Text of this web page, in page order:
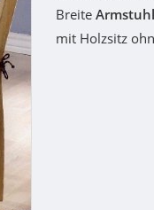
BreiteArmstuhl
mit Holzsitz